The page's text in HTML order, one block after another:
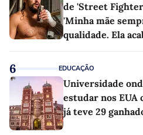
de 'Street
'Minha mãe
qualidade. Ela
6 EDUCAÇÃO
Universidade
estudar nos EUA
já teve 29